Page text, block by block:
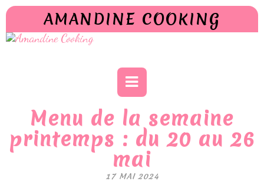
AMANDINE COOKING
Menu de la semaine
printemps : du 20 au 26
mai
17 MAI 2024